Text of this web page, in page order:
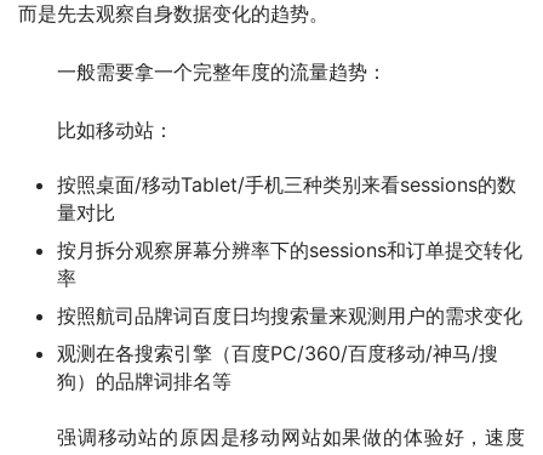
而是先去观察自身数据变化的趋势。
一般需要拿一个完整年度的流量趋势：
比如移动站：
按照桌面/移动Tablet/手机三种类别来看sessions的数
量对比
按月拆分观察屏幕分辨率下的sessions和订单提交转化
率
按照航司品牌词百度日均搜索量来观测用户的需求变化
观测在各搜索引擎（百度PC/360/百度移动/神马/搜
狗）的品牌词排名等
强调移动站的原因是移动网站如果做的体验好，速度